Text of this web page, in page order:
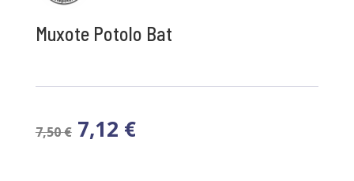
Muxote Potolo Bat
7,50€ 7,12 €